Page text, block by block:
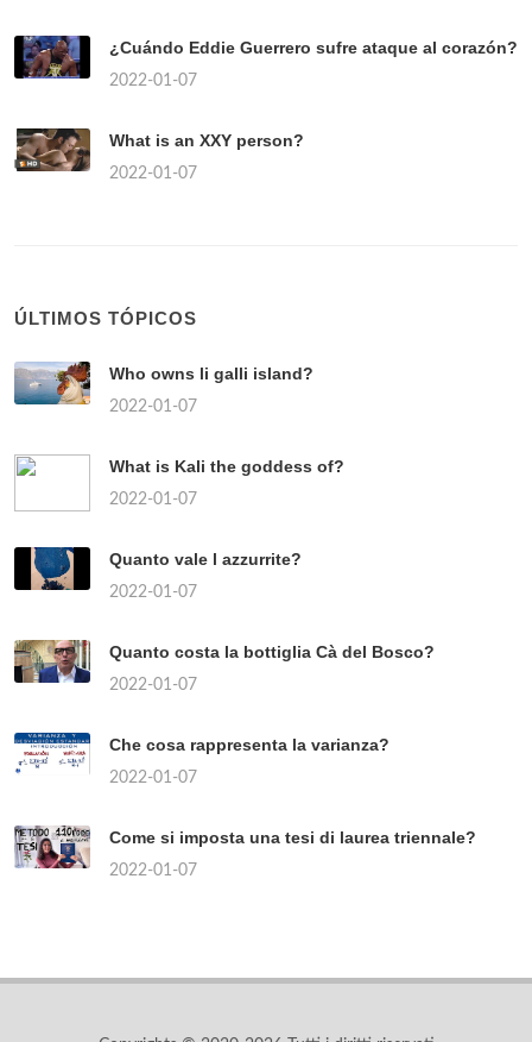
¿Cuándo Eddie Guerrero sufre ataque al corazón?
2022-01-07
What is an XXY person?
2022-01-07
ÚLTIMOS TÓPICOS
Who owns li galli island?
2022-01-07
What is Kali the goddess of?
2022-01-07
Quanto vale l azzurrite?
2022-01-07
Quanto costa la bottiglia Cà del Bosco?
2022-01-07
Che cosa rappresenta la varianza?
2022-01-07
Come si imposta una tesi di laurea triennale?
2022-01-07